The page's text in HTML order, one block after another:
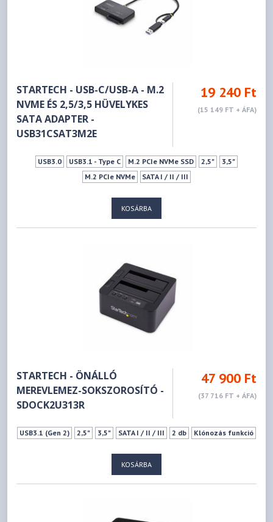
STARTECH - USB-C/USB-A - M.2
NVME ÉS 2,5/3,5 HÜVELYKES
SATA ADAPTER -
USB31CSAT3M2E
19 240 Ft
(15 149 FT + ÁFA)
USB3.0 USB3.1 - Type C M.2 PCIe NVMe SSD 2,5"
3,5"
M.2 PCIe NVMe
SATA I / II / III
KOSÁRBA
STARTECH - ÖNÁLLÓ
MEREVLEMEZ-SOKSZOROSÍTÓ -
SDOCK2U313R
47 900 Ft
(37 716 FT + ÁFA)
USB3.1 (Gen 2) 2,5" 3,5" SATA I / II / III 2 db Klónozás funkció
KOSÁRBA